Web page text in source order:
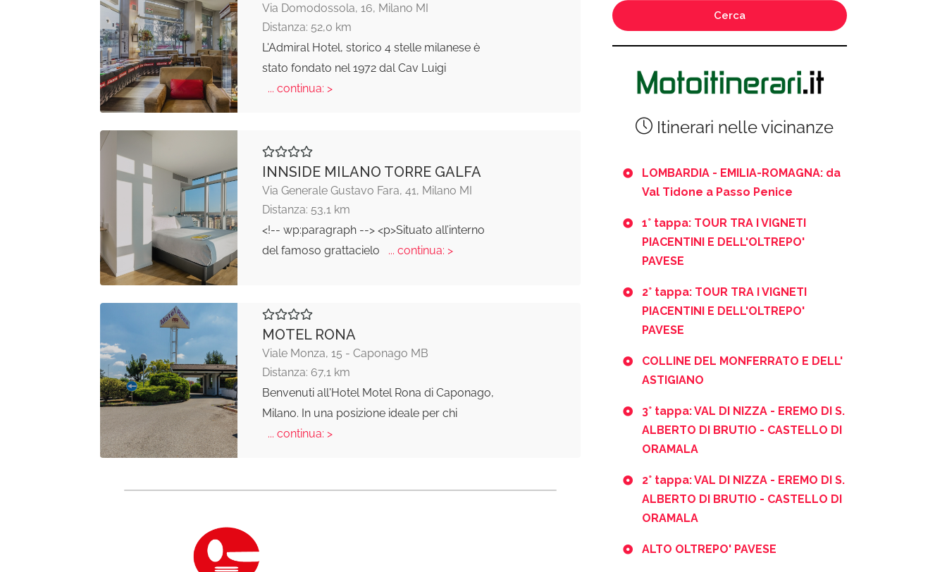
Via Domodossola, 16, Milano MI
Distanza: 52,0 km
L'Admiral Hotel, storico 4 stelle milanese è
stato fondato nel 1972 dal Cav Luigi
... continua: >
INNSIDE MILANO TORRE GALFA
Via Generale Gustavo Fara, 41, Milano MI
Distanza: 53,1 km
<!-- wp:paragraph --> <p>Situato all’interno
del famoso grattacielo
... continua: >
MOTEL RONA
Viale Monza, 15 - Caponago MB
Distanza: 67,1 km
Benvenuti all'Hotel Motel Rona di Caponago,
Milano. In una posizione ideale per chi
... continua: >
Cerca
Itinerari nelle vicinanze
LOMBARDIA - EMILIA-ROMAGNA: da
Val Tidone a Passo Penice
1° tappa: TOUR TRA I VIGNETI
PIACENTINI E DELL'OLTREPO'
PAVESE
2° tappa: TOUR TRA I VIGNETI
PIACENTINI E DELL'OLTREPO'
PAVESE
COLLINE DEL MONFERRATO E DELL'
ASTIGIANO
3° tappa: VAL DI NIZZA - EREMO DI S.
ALBERTO DI BRUTIO - CASTELLO DI
ORAMALA
2° tappa: VAL DI NIZZA - EREMO DI S.
ALBERTO DI BRUTIO - CASTELLO DI
ORAMALA
ALTO OLTREPO' PAVESE